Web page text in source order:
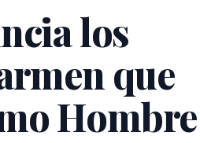
los
que
Hombre